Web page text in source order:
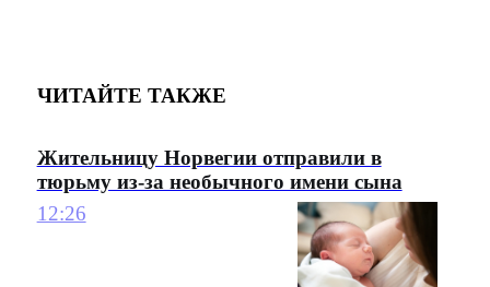
ЧИТАЙТЕ ТАКЖЕ
Жительницу Норвегии отправили в
тюрьму из-за необычного имени сына
12:26